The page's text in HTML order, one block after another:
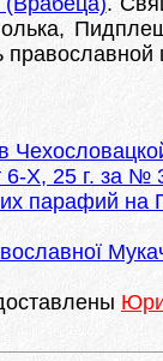
6-Х, 25 г. за
парафий на